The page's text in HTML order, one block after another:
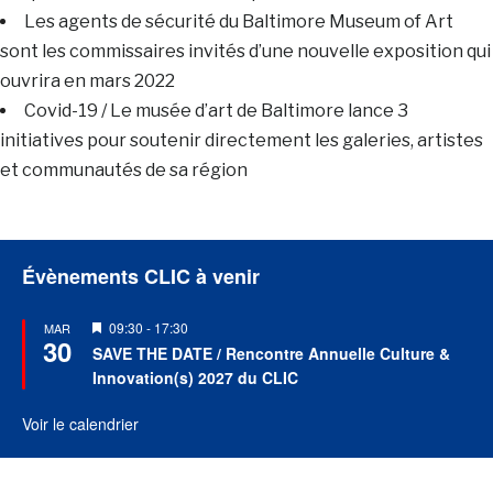
Les agents de sécurité du Baltimore Museum of Art
sont les commissaires invités d’une nouvelle exposition qui
ouvrira en mars 2022
Covid-19 / Le musée d’art de Baltimore lance 3
initiatives pour soutenir directement les galeries, artistes
et communautés de sa région
Évènements CLIC à venir
MAR
30
Mis
en
avant
09:30 - 17:30
SAVE THE DATE / Rencontre Annuelle Culture &
Innovation(s) 2027 du CLIC
Voir le calendrier